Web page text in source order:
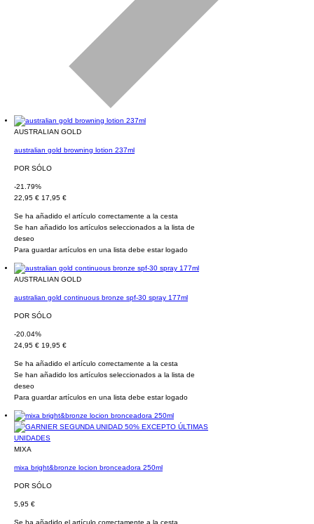
AUSTRALIAN GOLD
australian gold browning lotion 237ml
POR SÓLO
-21.79%
22,95 € 17,95 €
Se ha añadido el artículo correctamente a la cesta
Se han añadido los artículos seleccionados a la lista de
deseo
Para guardar artículos en una lista debe estar logado
AUSTRALIAN GOLD
australian gold continuous bronze spf-30 spray 177ml
POR SÓLO
-20.04%
24,95 € 19,95 €
Se ha añadido el artículo correctamente a la cesta
Se han añadido los artículos seleccionados a la lista de
deseo
Para guardar artículos en una lista debe estar logado
MIXA
mixa bright&bronze locion bronceadora 250ml
POR SÓLO
5,95 €
Se ha añadido el artículo correctamente a la cesta